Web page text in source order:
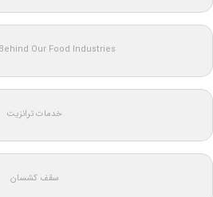
Our Food Industries
خدمات ترانزیت
سقف کشسان